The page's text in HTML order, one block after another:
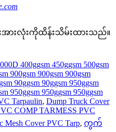
ားအားလုံးကိုထိန်းသိမ်းထားသည်။
400ggsm 450ggsm 500gsm
900gsm 900gsm 900gsm
90ggsm 90ggsm 950ggsm
950ggsm 950ggsm 950ggsm
Tarpaulin, Dump Truck Cover
COMP TARMESS PVC
Mesh Cover PVC Tarp, ကွက်